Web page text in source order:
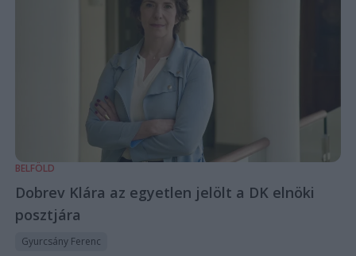
BELFÖLD
Dobrev Klára az egyetlen jelölt a DK elnöki
posztjára
Gyurcsány Ferenc